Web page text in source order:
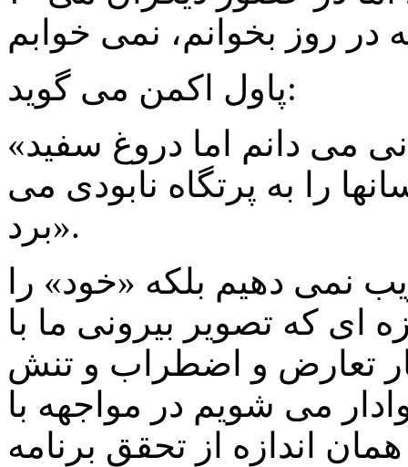
پاول اکمن می گوید:
«من دروغهای سیاه را بخشودنی می دانم اما دروغ سفید
را به پرتگاه نابودی می
برد».
نمی دهیم بلکه «خود» را
ای که تصویر بیرونی ما با
تعارض و اضطراب و تنش
می شویم در مواجهه با
اندازه از تحقق برنامه